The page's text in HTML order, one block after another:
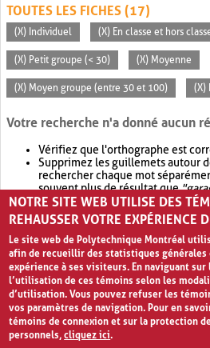
TOUTES LES FICHES (17)
(X) Individuel (X) En classe et hors
(X) Petit groupe (< 30) (X) Moyenne
(X) Moyen groupe (entre 30 et 100) (X)
Votre recherche n'a donné aucun
Vérifiez que l'orthographe est
Supprimez les guillemets autour
rechercher chaque mot
souvent plus de résultat que
Envisagez d'élargir votre
retournera souvent plus de
NOTRE SITE WEB UTILISE DES
REHAUSSER VOTRE EXPÉRIENCE
Le site web de Polytechnique Montréal
afin de recueillir des statistiques
expérience à ses visiteurs. En naviguant
l’utilisation de ces témoins selon les
d’utilisation. Vous pouvez refuser les
vos paramètres de navigation. Pour en
témoins de connexion et sur la protection
personnels,cliquez ici.